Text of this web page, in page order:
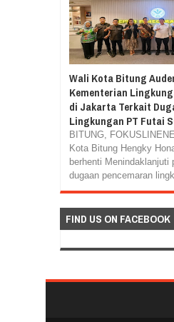
Wali Kota Bitung
Kementerian
di Jakarta Terkait
Lingkungan PT Futai
BITUNG,
Kota Bitung Hengky
berhenti Menindaklanjuti
dugaan pencemaran
FIND US ON FACEBOOK